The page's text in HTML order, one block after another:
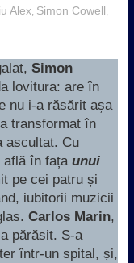
Alex, Simon Cowell
Simon
lovitura: are în
nu i-a răsărit așa
transformat în
ascultat. Cu
află în fața unui
pe cei patru și
iubitorii muzicii
Carlos Marin,
părăsit. S-a
într-un spital, și,